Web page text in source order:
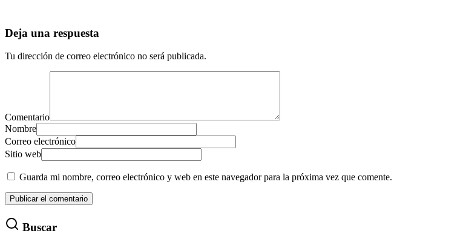
Deja una respuesta
Tu dirección de correo electrónico no será publicada.
Comentario
Nombre
Correo electrónico
Sitio web
Guarda mi nombre, correo electrónico y web en este navegador para la próxima vez que comente.
Buscar